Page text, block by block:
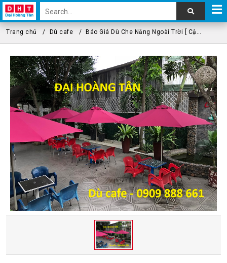
Trang chủ Dù cafe Báo Giá Dù Che Nắng Ngoài Trời [ Cập Nhật 2H Trước Mới Nhất 2026]